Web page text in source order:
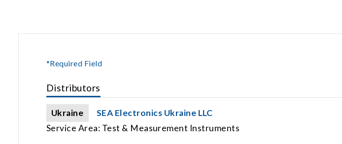
*Required Field
Distributors
Ukraine
SEA Electronics Ukraine LLC
Service Area: Test & Measurement Instruments